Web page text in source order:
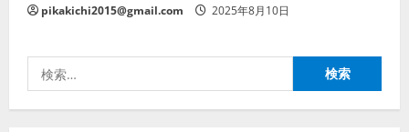
pikakichi2015@gmail.com 2025年8月10日
索: